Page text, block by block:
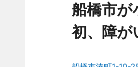
船橋市が
初、障が